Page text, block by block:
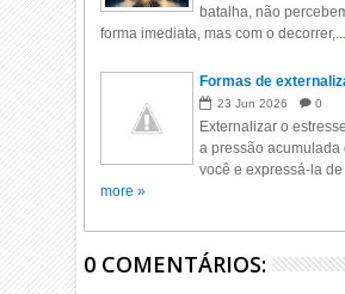
batalha, não
forma imediata, mas com o decorrer,...
Formas de
23 Jun 2026 0
Externalizar o
a pressão acumulada
você e expressá-la de
more »
0 COMENTÁRIOS: